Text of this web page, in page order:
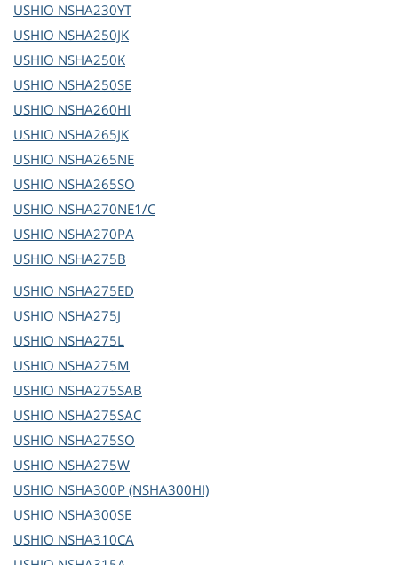
USHIO NSHA230YT
USHIO NSHA250JK
USHIO NSHA250K
USHIO NSHA250SE
USHIO NSHA260HI
USHIO NSHA265JK
USHIO NSHA265NE
USHIO NSHA265SO
USHIO NSHA270NE1/C
USHIO NSHA270PA
USHIO NSHA275B
USHIO NSHA275ED
USHIO NSHA275J
USHIO NSHA275L
USHIO NSHA275M
USHIO NSHA275SAB
USHIO NSHA275SAC
USHIO NSHA275SO
USHIO NSHA275W
USHIO NSHA300P (NSHA300HI)
USHIO NSHA300SE
USHIO NSHA310CA